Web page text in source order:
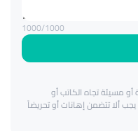
1000/1000
أو مسيئة تجاه الكاتب أو
ألا تتضمن إهانات أو تحريضاً